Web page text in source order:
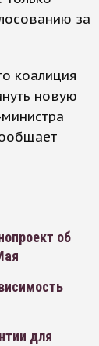
за
коалиция
новую
об
для